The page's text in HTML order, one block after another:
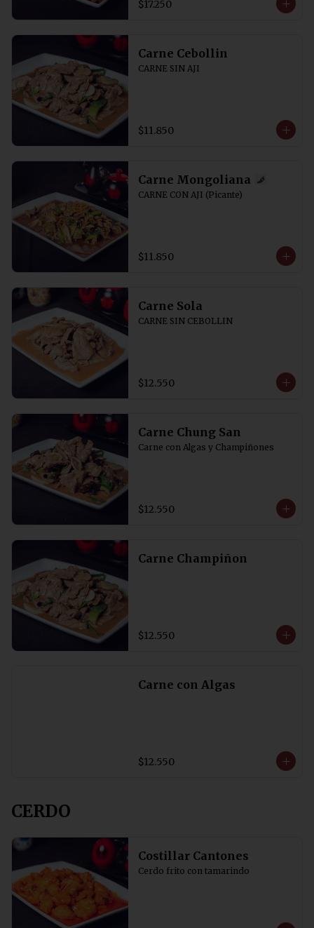
$17.250
Carne Cebollin
CARNE SIN AJI
$11.850
Carne Mongoliana
CARNE CON AJI (Picante)
$11.850
Carne Sola
CARNE SIN CEBOLLIN
$12.550
Carne Chung San
Carne con Algas y Champiñones
$12.550
Carne Champiñon
$12.550
Carne con Algas
$12.550
CERDO
Costillar Cantones
Cerdo frito con tamarindo